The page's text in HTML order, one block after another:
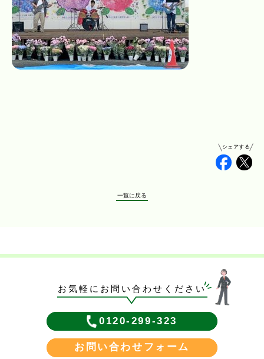
シェアする
一覧に戻る
お気軽にお問い合わせください
0120-299-323
お問い合わせフォーム